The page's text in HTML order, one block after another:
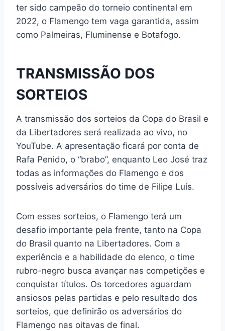
ter sido campeão do torneio continental em
2022, o Flamengo tem vaga garantida, assim
como Palmeiras, Fluminense e Botafogo.
TRANSMISSÃO DOS
SORTEIOS
A transmissão dos sorteios da Copa do Brasil e
da Libertadores será realizada ao vivo, no
YouTube. A apresentação ficará por conta de
Rafa Penido, o “brabo”, enquanto Leo José traz
todas as informações do Flamengo e dos
possíveis adversários do time de Filipe Luís.
Com esses sorteios, o Flamengo terá um
desafio importante pela frente, tanto na Copa
do Brasil quanto na Libertadores. Com a
experiência e a habilidade do elenco, o time
rubro-negro busca avançar nas competições e
conquistar títulos. Os torcedores aguardam
ansiosos pelas partidas e pelo resultado dos
sorteios, que definirão os adversários do
Flamengo nas oitavas de final.